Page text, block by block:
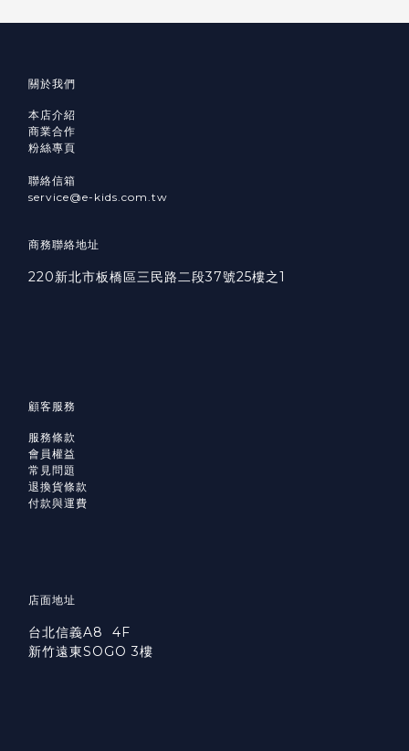
關於我們
本店介紹
商業合作
粉絲專頁
聯絡信箱
service@e-kids.com.tw
商務聯絡地址
220新北市板橋區三民路二段37號25樓之1
顧客服務
服務條款
會員權益
常見問題
退換貨條款
付款與運費
店面地址
台北信義A8 4F
新竹遠東SOGO 3樓